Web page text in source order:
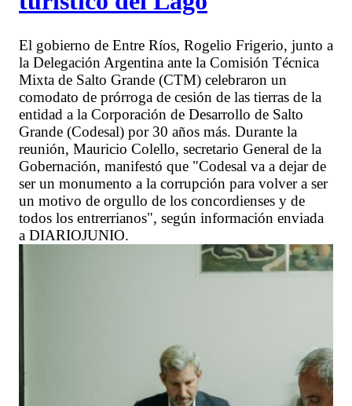
El gobierno de Entre Ríos, Rogelio Frigerio, junto a
la Delegación Argentina ante la Comisión Técnica
Mixta de Salto Grande (CTM) celebraron un
comodato de prórroga de cesión de las tierras de la
entidad a la Corporación de Desarrollo de Salto
Grande (Codesal) por 30 años más. Durante la
reunión, Mauricio Colello, secretario General de la
Gobernación, manifestó que "Codesal va a dejar de
ser un monumento a la corrupción para volver a ser
un motivo de orgullo de los concordienses y de
todos los entrerrianos", según información enviada
a DIARIOJUNIO.